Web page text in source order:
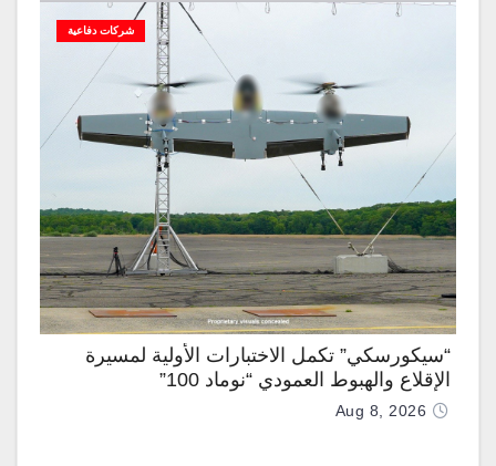
شركات دفاعية
“سيكورسكي” تكمل الاختبارات الأولية لمسيرة
الإقلاع والهبوط العمودي “نوماد 100”
Aug 8, 2026